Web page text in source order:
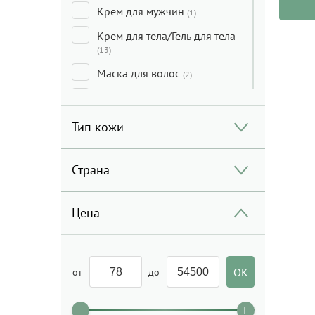
Крем для мужчин (1)
Крем для тела/Гель для тела
(13)
Маска для волос (2)
Мицеллярная вода/
Молочко для лица/Средства
для очищения(6)
Мыло
Пенки/Гели/Масло для
умывания(2)
Скраб для лица/Пилинг для
лица
тела(1)
Тип кожи
Страна
Цена
от до